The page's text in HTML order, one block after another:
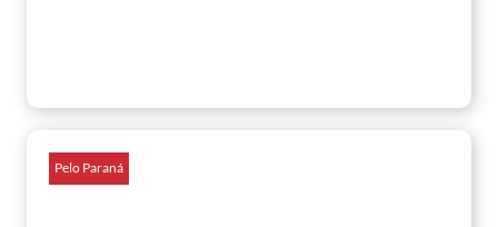
Pelo Paraná